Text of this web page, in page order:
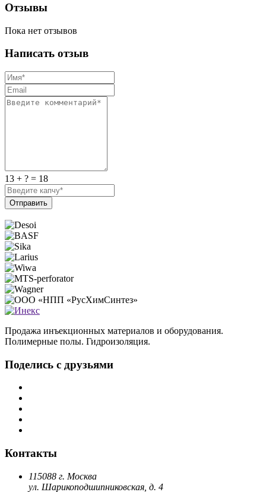
Отзывы
Пока нет отзывов
Написать отзыв
13 + ? = 18
Отправить
Продажа инъекционных материалов и оборудования.
Полимерные полы. Гидроизоляция.
Поделись с друзьями
Контакты
115088 г. Москва
ул. Шарикоподшипниковская, д. 4